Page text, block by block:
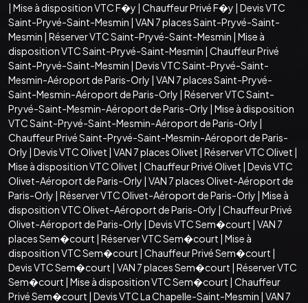
| Mise à disposition VTC F�y | Chauffeur Privé F�y | Devis VTC
Saint-Pryvé-Saint-Mesmin | VAN 7 places Saint-Pryvé-Saint-
Mesmin | Réserver VTC Saint-Pryvé-Saint-Mesmin | Mise à
disposition VTC Saint-Pryvé-Saint-Mesmin | Chauffeur Privé
Saint-Pryvé-Saint-Mesmin | Devis VTC Saint-Pryvé-Saint-
Mesmin-Aéroport de Paris-Orly | VAN 7 places Saint-Pryvé-
Saint-Mesmin-Aéroport de Paris-Orly | Réserver VTC Saint-
Pryvé-Saint-Mesmin-Aéroport de Paris-Orly | Mise à disposition
VTC Saint-Pryvé-Saint-Mesmin-Aéroport de Paris-Orly |
Chauffeur Privé Saint-Pryvé-Saint-Mesmin-Aéroport de Paris-
Orly | Devis VTC Olivet | VAN 7 places Olivet | Réserver VTC Olivet |
Mise à disposition VTC Olivet | Chauffeur Privé Olivet | Devis VTC
Olivet-Aéroport de Paris-Orly | VAN 7 places Olivet-Aéroport de
Paris-Orly | Réserver VTC Olivet-Aéroport de Paris-Orly | Mise à
disposition VTC Olivet-Aéroport de Paris-Orly | Chauffeur Privé
Olivet-Aéroport de Paris-Orly | Devis VTC Sem�court | VAN 7
places Sem�court | Réserver VTC Sem�court | Mise à
disposition VTC Sem�court | Chauffeur Privé Sem�court |
Devis VTC Sem�court | VAN 7 places Sem�court | Réserver VTC
Sem�court | Mise à disposition VTC Sem�court | Chauffeur
Privé Sem�court | Devis VTC La Chapelle-Saint-Mesmin | VAN 7